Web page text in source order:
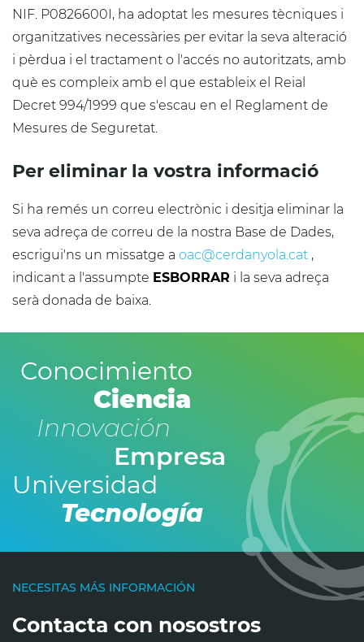
NIF. P0826600I, ha adoptat les mesures tècniques i
organitzatives necessàries per evitar la seva alteració
i pèrdua i el tractament o l'accés no autoritzats, amb
què es compleix amb el que estableix el Reial
Decret 994/1999 que s'escau en el Reglament de
Mesures de Seguretat.
Per eliminar la vostra informació
Si ha remés un correu electrònic i desitja eliminar la
seva adreça de correu de la nostra Base de Dades,
escrigui'ns un missatge a oac@cerdanyola.cat ,
indicant a l'assumpte ESBORRAR i la seva adreça
serà donada de baixa.
Conocimiento
Ciencia
Innovación
Empresa
Universidad
Tecnología
NECESITAS MÁS INFORMACIÓN
Contacta con nosostros